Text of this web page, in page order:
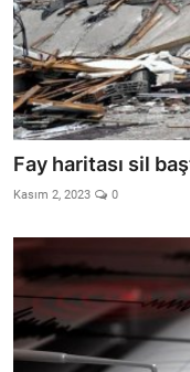
Fay haritası sil
Kasım 2, 2023 0